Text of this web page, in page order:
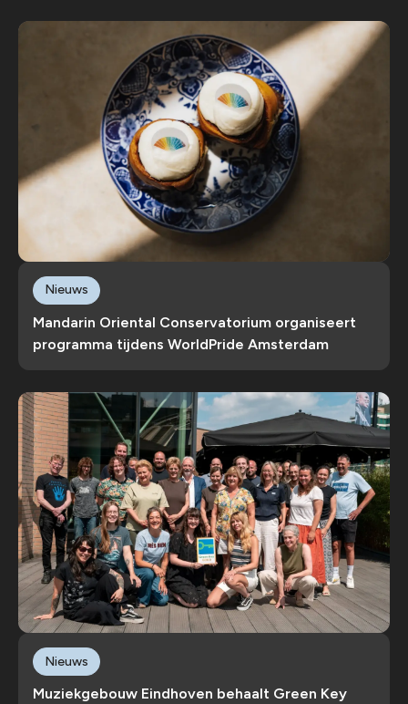
Mandarin Oriental Conservatorium organiseert
programma tijdens WorldPride Amsterdam
Nieuws
Muziekgebouw Eindhoven behaalt Green Key
Nieuws